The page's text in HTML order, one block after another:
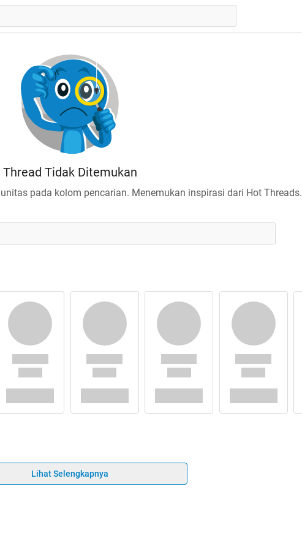
Thread Tidak Ditemukan
pada kolom pencarian. Menemukan inspirasi dari Hot Threads.
Lihat Selengkapnya